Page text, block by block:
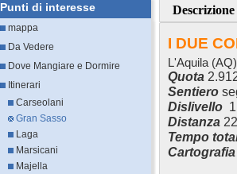
Punti di interesse
mappa
Da Vedere
Dove Mangiare e Dormire
Itinerari
Carseolani
Gran Sasso
Laga
Marsicani
Majella
Descrizione
I DUE
L'Aquila (AQ)
Quota
Sentiero
Dislivello
Distanza
Tempo
Cartografia